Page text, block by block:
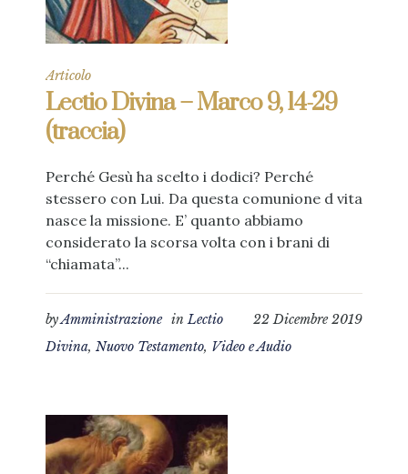
Articolo
Lectio Divina – Marco 9, 14-29
(traccia)
Perché Gesù ha scelto i dodici? Perché
stessero con Lui. Da questa comunione d vita
nasce la missione. E’ quanto abbiamo
considerato la scorsa volta con i brani di
“chiamata”...
22 Dicembre 2019
byAmministrazione inLectio
Divina, Nuovo Testamento, Video e Audio